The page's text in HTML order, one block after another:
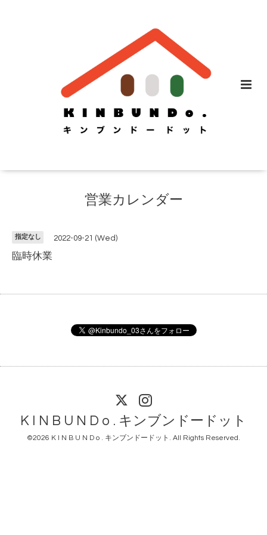
営業カレンダー
指定なし 2022-09-21 (Wed)
臨時休業
K I N B U N D o . キンブンドードット
©2026 K I N B U N D o . キンブンドードット . All Rights Reserved.